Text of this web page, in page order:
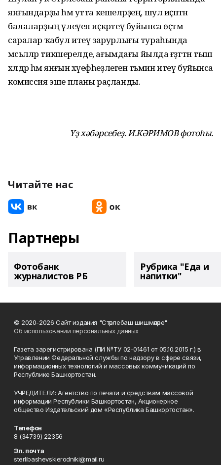
янғындарҙы һәм утта кешеләрҙең, шул иҫәптән
балаларҙың үлеүен иҫкәртеү буйынса өҫтәмә
саралар ҡабул итеү зарурлығы тураһында
мәсьәләләр тикшерелде, ағымдағы йылда ғәҙәттән тыш
хәлдәр һәм янғын хәүефһеҙлеген тәьмин итеү буйынса
комиссия эше планы раҫланды.
Үҙ хәбәрсебеҙ. И.КӘРИМОВ фотоһы.
Читайте нас
Партнеры
Фотобанк
журналистов РБ
Рубрика "Еда и
напитки"
© 2020-2026 Сайт издания "Стәрлебаш шишмәләре"
Об использовании персональных данных
Газета зарегистрирована (ПИ №ТУ 02-01461 от 05.10.2015 г.) в
Управлении Федеральной службы по надзору в сфере связи,
информационных технологий и массовых коммуникаций по
Республике Башкортостан.
УЧРЕДИТЕЛИ: Агентство по печати и средствам массовой
информации Республики Башкортостан, Акционерное
общество Издательский дом «Республика Башкортостан».
Телефон
8 (34739) 22356
Эл. почта
sterlibashevskierodniki@mail.ru